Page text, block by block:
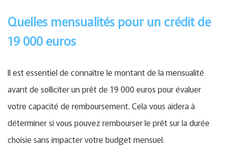
Quelles mensualités pour un crédit de
19 000 euros
Il est essentiel de connaître le montant de la mensualité
avant de solliciter un prêt de 19 000 euros pour évaluer
votre capacité de remboursement. Cela vous aidera à
déterminer si vous pouvez rembourser le prêt sur la durée
choisie sans impacter votre budget mensuel.